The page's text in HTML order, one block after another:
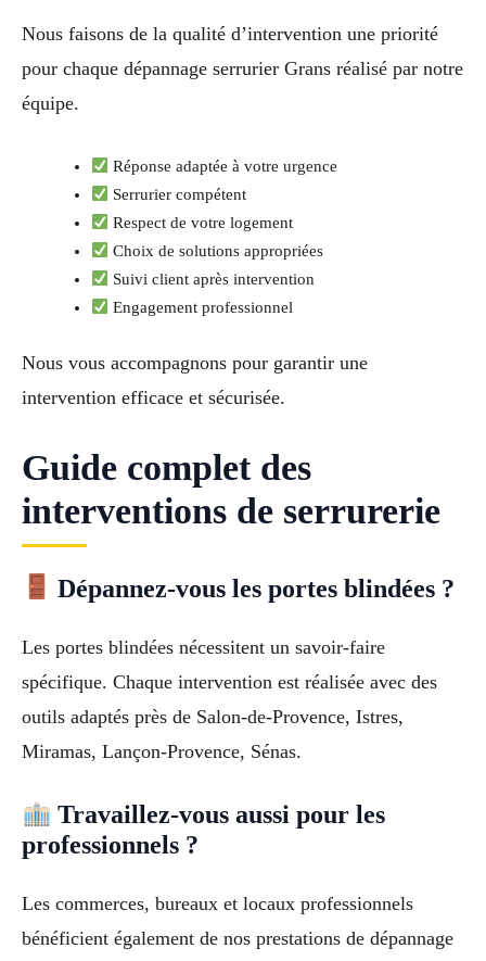
Nous faisons de la qualité d’intervention une priorité
pour chaque dépannage serrurier Grans réalisé par notre
équipe.
Réponse adaptée à votre urgence
Serrurier compétent
Respect de votre logement
Choix de solutions appropriées
Suivi client après intervention
Engagement professionnel
Nous vous accompagnons pour garantir une
intervention efficace et sécurisée.
Guide complet des
interventions de serrurerie
Dépannez-vous les portes blindées ?
Les portes blindées nécessitent un savoir-faire
spécifique. Chaque intervention est réalisée avec des
outils adaptés près de Salon-de-Provence, Istres,
Miramas, Lançon-Provence, Sénas.
Travaillez-vous aussi pour les
professionnels ?
Les commerces, bureaux et locaux professionnels
bénéficient également de nos prestations de dépannage